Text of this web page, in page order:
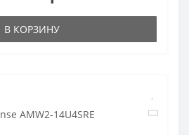
В КОРЗИНУ